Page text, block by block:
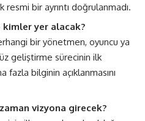
bir ayrıntı doğrulanmadı.
yer alacak?
bir yönetmen, oyuncu ya
geliştirme sürecinin ilk
fazla bilginin açıklanmasını
vizyona girecek?